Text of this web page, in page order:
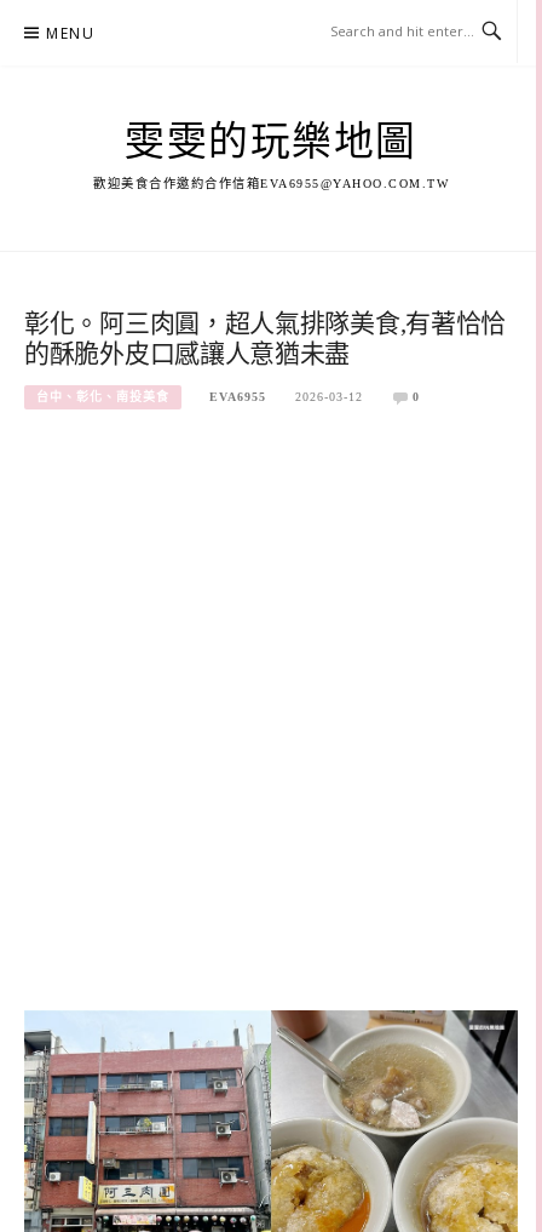
MENU
雯雯的玩樂地圖
歡迎美食合作邀約合作信箱EVA6955@YAHOO.COM.TW
彰化。阿三肉圓，超人氣排隊美食,有著恰恰
的酥脆外皮口感讓人意猶未盡
台中、彰化、南投美食 EVA6955 2026-03-12 0